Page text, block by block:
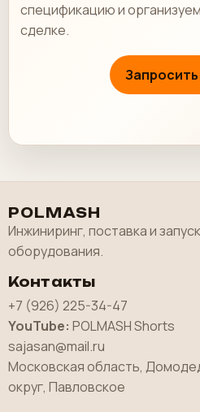
спецификацию и
сделке.
POLMASH
Инжиниринг, поставка и
оборудования.
Контакты
+7 (926) 225-34-47
YouTube: POLMASH Shorts
sajasan@mail.ru
Московская область,
округ, Павловское